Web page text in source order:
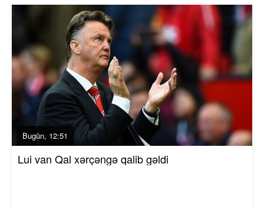
Bugün, 12:51
Lui van Qal xərçəngə qalib gəldi